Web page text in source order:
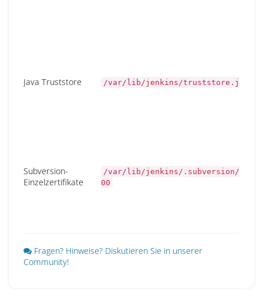
Java Truststore /var/lib/jenkins/truststore.jks
Subversion-
Einzelzertifikate
/var/lib/jenkins/.subversion/
00
Fragen? Hinweise? Diskutieren Sie in unserer
Community!